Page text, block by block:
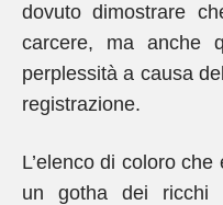
dovuto dimostrare
carcere, ma anche
perplessità a causa
registrazione.
L’elenco di coloro
un gotha dei ricchi